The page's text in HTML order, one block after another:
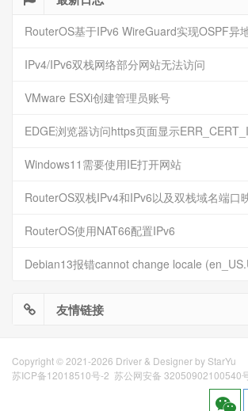
RouterOS基于IPv6 WireGuard实现OSPF异
IPv4/IPv6双栈网络部分网站无法访问
VMware ESXi创建管理员账号
Windows11需要使用IE打开网站
RouterOS双栈IPv4和IPv6以及双栈域名端口
RouterOS使用NAT66配置IPv6
Debian13报错cannot change locale
友情链接
Copyright © 2021-2026 Driver & Designer by StarYu
苏ICP备12018510号-2 苏公网安备 32050902100540